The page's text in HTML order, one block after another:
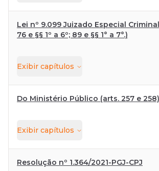
Lei nº 9.099 Juizado Especial
76 e §§ 1º a 6º; 89 e §§ 1° a 7°.)
Exibir capítulos
Do Ministério Público (arts. 257 e 258)
Exibir capítulos
Resolução nº 1.364/2021-PGJ-CPJ